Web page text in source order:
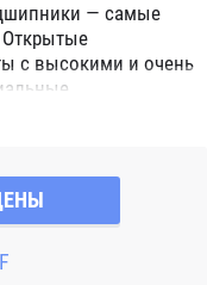
— самые
с высокими и очень
с обеих сторон
с обеих сторон
каучука
вращения. Также